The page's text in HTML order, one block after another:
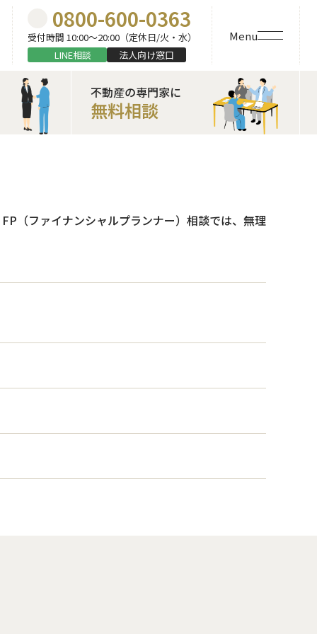
0800-600-0363
受付時間 10:00〜20:00（定休日/火・水）
LINE相談
法人向け窓口
Menu
不動産の専門家に
無料相談
（ファイナンシャルプランナー）相談では、無理